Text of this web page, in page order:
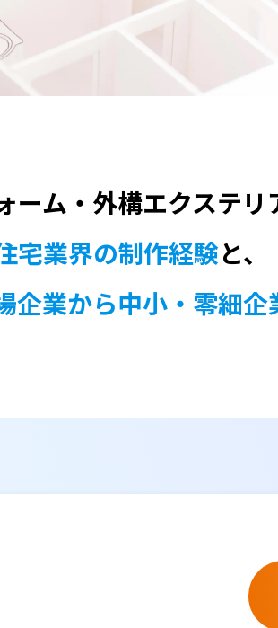
ーム・外構エクステ
宅業界の制作経験と、
企業から中小・零細企